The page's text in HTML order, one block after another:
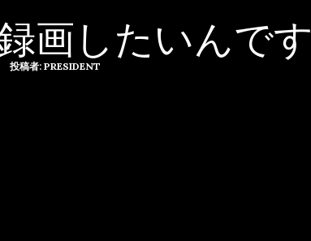
画したいんです
投稿者: PRESIDENT